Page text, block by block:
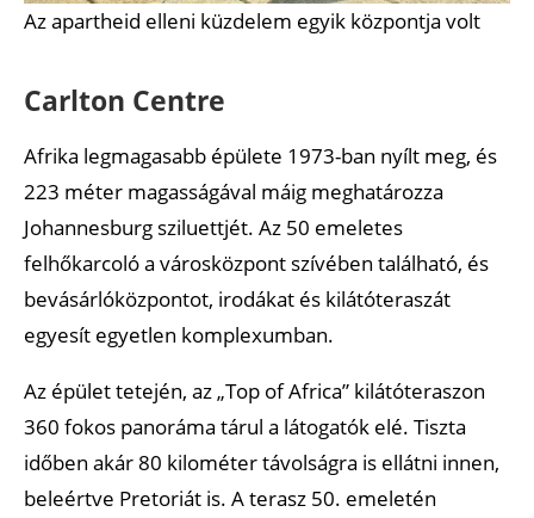
Az apartheid elleni küzdelem egyik központja volt
Carlton Centre
Afrika legmagasabb épülete 1973-ban nyílt meg, és
223 méter magasságával máig meghatározza
Johannesburg sziluettjét. Az 50 emeletes
felhőkarcoló a városközpont szívében található, és
bevásárlóközpontot, irodákat és kilátóteraszát
egyesít egyetlen komplexumban.
Az épület tetején, az „Top of Africa” kilátóteraszon
360 fokos panoráma tárul a látogatók elé. Tiszta
időben akár 80 kilométer távolságra is ellátni innen,
beleértve Pretoriát is. A terasz 50. emeletén